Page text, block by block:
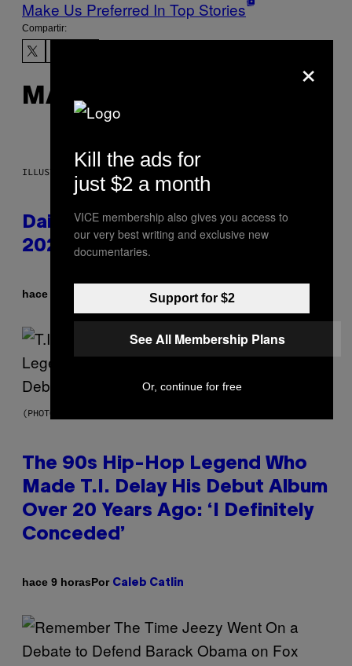
Make Us Preferred In Top Stories
Compartir:
MÁS DE LO MISMO
ILLUSTRATION BY REESA.
Daily Horoscope: August 10,
2026
hace 2 horas Ashley Fike
(PHOTO BY JOHNNY NUNEZ/WIREIMAGE)
The 90s Hip-Hop Legend Who
Made T.I. Delay His Debut Album
Over 20 Years Ago: ‘I Definitely
Conceded’
hace 9 horasPor Caleb Catlin
×
Kill the ads for
just $2 a month
VICE membership also gives you access to
our very best writing and exclusive new
documentaries.
Support for $2
See All Membership Plans
Or, continue for free